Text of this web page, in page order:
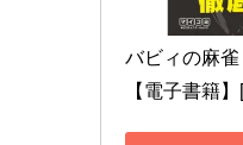
バビィの麻
【電子書籍